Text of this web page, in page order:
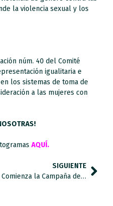
la violencia sexual y los
núm. 40 del Comité
igualitaria e
los sistemas de toma de
a las mujeres con
AQUÍ.
SIGUIENTE
Comienza la Campaña del Día Mundial de Concienciación sobre el Autismo